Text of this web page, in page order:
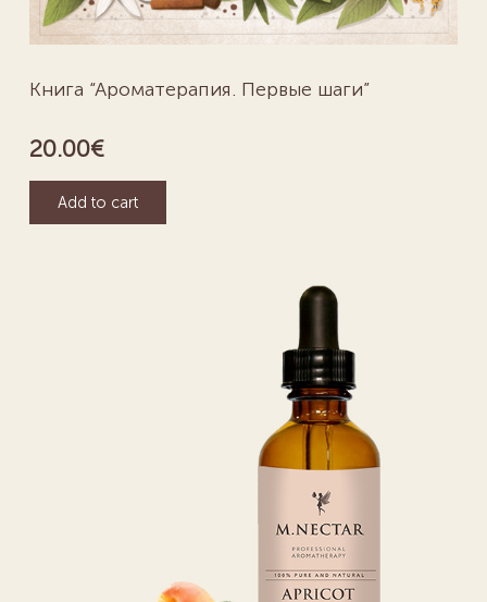
Книга “Ароматерапия. Первые шаги”
20.00€
Add to cart